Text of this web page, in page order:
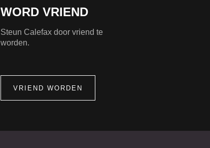
WORD VRIEND
Steun Calefax door vriend te
worden.
VRIEND WORDEN